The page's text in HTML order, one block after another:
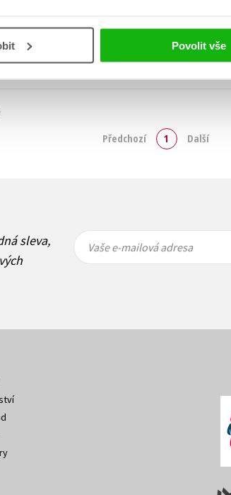
Povolit vše
Předchozí 1 Další
sleva,
Vaše e-
mailová
Vaše e-
mailová
Vaše e-mailová adresa